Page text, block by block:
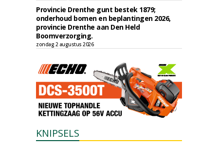
Provincie Drenthe gunt bestek 1879;
onderhoud bomen en beplantingen 2026,
provincie Drenthe aan Den Held
Boomverzorging.
zondag 2 augustus 2026
KNIPSELS